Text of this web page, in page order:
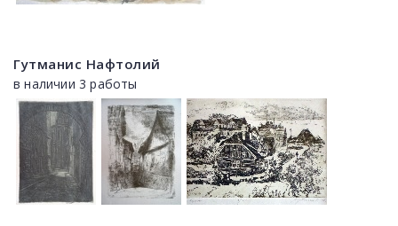
Гутманис Нафтолий
в наличии 3 работы